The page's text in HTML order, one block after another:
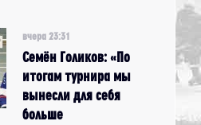
вчера 23:31
Семён Голиков: «По
итогам турнира мы
вынесли для себя
больше